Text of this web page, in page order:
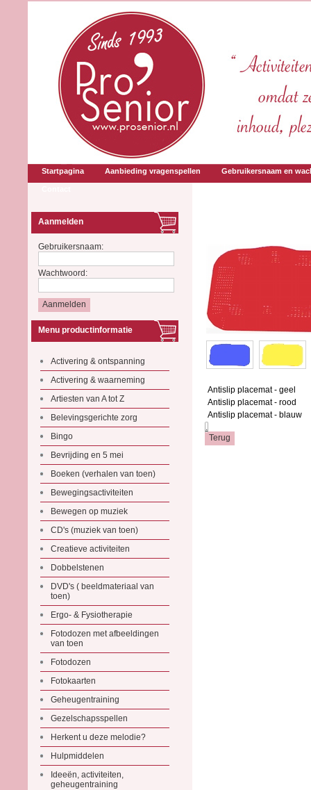
Startpagina Aanbieding vragenspellen Gebruikersnaam en
Aanmelden
Gebruikersnaam:
Wachtwoord:
Menu productinformatie
Activering & ontspanning
Activering & waarneming
Artiesten van A tot Z
Belevingsgerichte zorg
Bingo
Bevrijding en 5 mei
Boeken (verhalen van toen)
Bewegingsactiviteiten
Bewegen op muziek
CD's (muziek van toen)
Creatieve activiteiten
Dobbelstenen
DVD's ( beeldmateriaal van
toen)
Ergo- & Fysiotherapie
Fotodozen met afbeeldingen
van toen
Fotodozen
Fotokaarten
Geheugentraining
Gezelschapsspellen
Herkent u deze melodie?
Hulpmiddelen
Ideeën, activiteiten,
geheugentraining
Antislip placemat - geel
Antislip placemat - rood
Antislip placemat - blauw
.